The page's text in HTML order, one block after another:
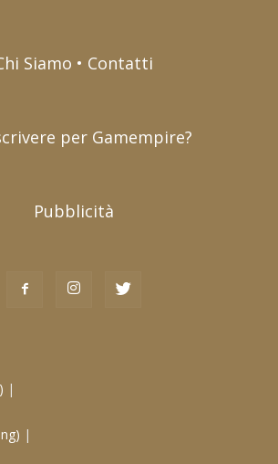
Siamo • Contatti
per Gamempire?
Pubblicità
|
|